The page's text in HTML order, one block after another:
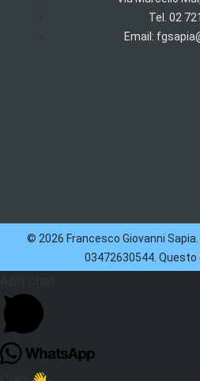
Tel. 02
Email:
© 2026 Francesco Giovanni Sapia.
03472630544. Questo